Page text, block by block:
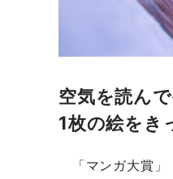
空気を読ん
1枚の絵をき
「マンガ大賞」